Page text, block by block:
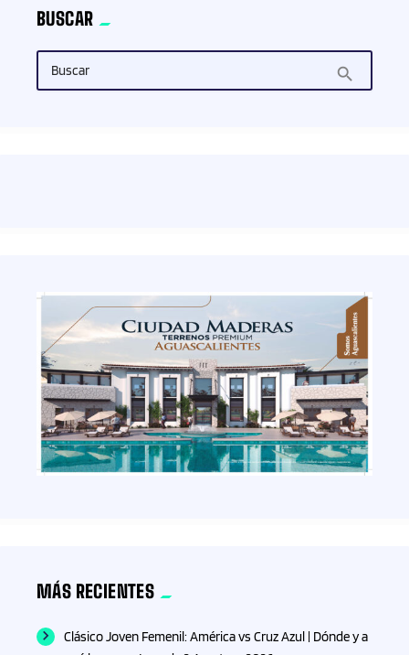
BUSCAR
Buscar search
MÁS RECIENTES
Clásico Joven Femenil: América vs Cruz Azul | Dónde y a